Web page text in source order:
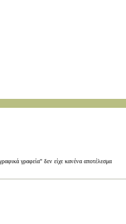
γραφεία" δεν είχε κανένα αποτέλεσμα